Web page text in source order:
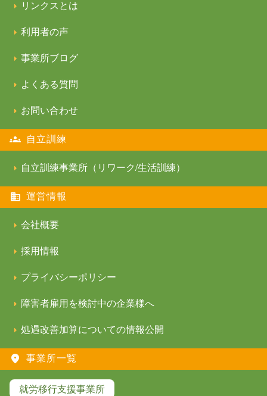
リンクスとは
利用者の声
事業所ブログ
よくある質問
お問い合わせ
自立訓練
自立訓練事業所（リワーク/生活訓練）
運営情報
会社概要
採用情報
プライバシーポリシー
障害者雇用を検討中の企業様へ
処遇改善加算についての情報公開
事業所一覧
就労移行支援事業所